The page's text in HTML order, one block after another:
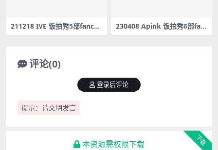
211218 IVE 饭拍秀5部fanca
230408 Apink 饭拍秀6部fan
评论(0)
提示：请文明发言
登录后评论
下载
本资源需权限下载